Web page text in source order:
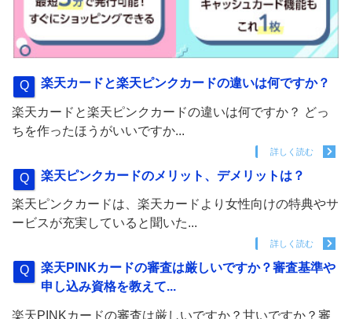
楽天カードと楽天ピンクカードの違いは何ですか？
楽天カードと楽天ピンクカードの違いは何ですか？ どっ
ちを作ったほうがいいですか...
詳しく読む
楽天ピンクカードのメリット、デメリットは？
楽天ピンクカードは、楽天カードより女性向けの特典やサ
ービスが充実していると聞いた...
詳しく読む
楽天PINKカードの審査は厳しいですか？審査基準や
申し込み資格を教えて...
楽天PINKカードの審査は厳しいですか？甘いですか？審